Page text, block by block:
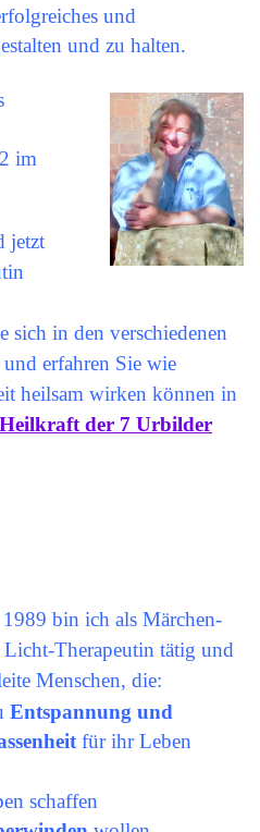
und
und zu halten.
im
jetzt
sich in den verschiedenen
und erfahren Sie wie
heilsam wirken können in
der 7 Urbilder
1989 bin ich als Märchen-
Therapeutin tätig und
Menschen, die:
Entspannung und
für ihr Leben
schaffen